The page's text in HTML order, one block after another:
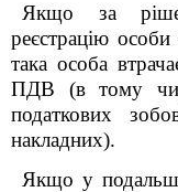
Якщо за
реєстрацію
така особа
ПДВ (в тому
податкових
накладних).
Якщо у